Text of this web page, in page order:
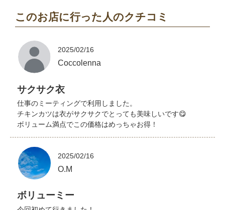
このお店に行った人のクチコミ
2025/02/16
Coccolenna
サクサク衣
仕事のミーティングで利用しました。
チキンカツは衣がサクサクでとっても美味しいです😋
ボリューム満点でこの価格はめっちゃお得！
2025/02/16
O.M
ボリューミー